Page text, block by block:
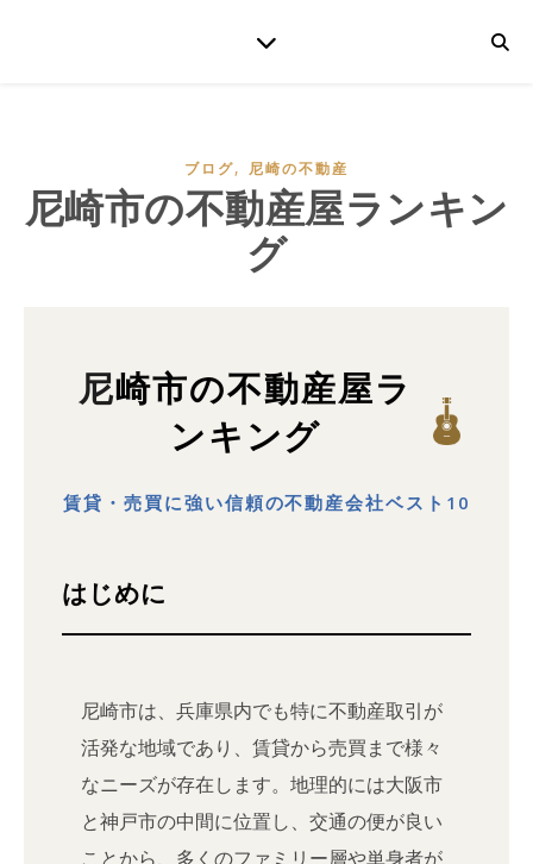
ブログ, 尼崎の不動産
尼崎市の不動産屋ランキン
グ
尼崎市の不動産屋ラ
ンキング
賃貸・売買に強い信頼の不動産会社ベスト10
はじめに
尼崎市は、兵庫県内でも特に不動産取引が
活発な地域であり、賃貸から売買まで様々
なニーズが存在します。地理的には大阪市
と神戸市の中間に位置し、交通の便が良い
ことから、多くのファミリー層や単身者が